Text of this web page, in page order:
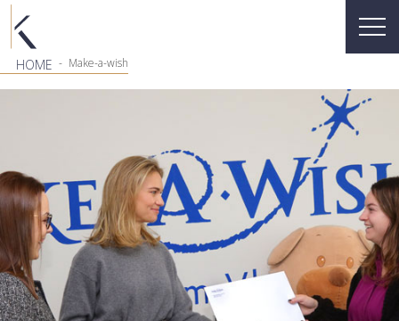
HOME - Make-a-wish